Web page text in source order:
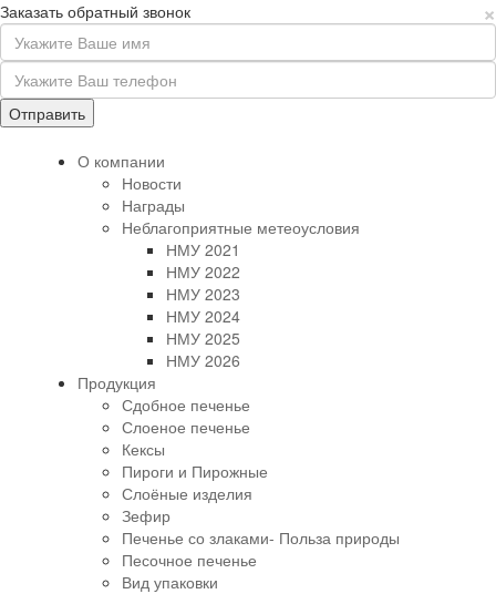
×
Заказать обратный звонок
О компании
Новости
Награды
Неблагоприятные метеоусловия
НМУ 2021
НМУ 2022
НМУ 2023
НМУ 2024
НМУ 2025
НМУ 2026
Продукция
Сдобное печенье
Слоеное печенье
Кексы
Пироги и Пирожные
Слоёные изделия
Зефир
Печенье со злаками- Польза природы
Песочное печенье
Вид упаковки